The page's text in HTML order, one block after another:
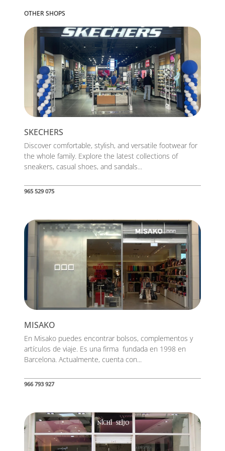
OTHER SHOPS
SKECHERS
Discover comfortable, stylish, and versatile footwear for
the whole family. Explore the latest collections of
sneakers, casual shoes, and sandals...
965 529 075
MISAKO
En Misako puedes encontrar bolsos, complementos y
artículos de viaje. Es una firma fundada en 1998 en
Barcelona. Actualmente, cuenta con...
966 793 927